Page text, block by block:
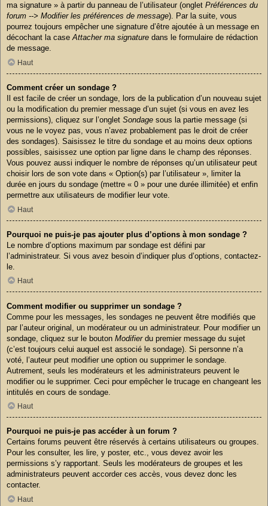
ma signature » à partir du panneau de l’utilisateur (onglet Préférences du
forum --> Modifier les préférences de message). Par la suite, vous
pourrez toujours empêcher une signature d’être ajoutée à un message en
décochant la caseAttacher ma signature dans le formulaire de rédaction
de message.
Haut
Comment créer un sondage ?
Il est facile de créer un sondage, lors de la publication d’un nouveau sujet
ou la modification du premier message d’un sujet (si vous en avez les
permissions), cliquez sur l’onglet Sondage sous la partie message (si
vous ne le voyez pas, vous n’avez probablement pas le droit de créer
des sondages). Saisissez le titre du sondage et au moins deux options
possibles, saisissez une option par ligne dans le champ des réponses.
Vous pouvez aussi indiquer le nombre de réponses qu’un utilisateur peut
choisir lors de son vote dans « Option(s) par l’utilisateur », limiter la
durée en jours du sondage (mettre « 0 » pour une durée illimitée) et enfin
permettre aux utilisateurs de modifier leur vote.
Haut
Pourquoi ne puis-je pas ajouter plus d’options à mon sondage ?
Le nombre d’options maximum par sondage est défini par
l’administrateur. Si vous avez besoin d’indiquer plus d’options, contactez-
le.
Haut
Comment modifier ou supprimer un sondage ?
Comme pour les messages, les sondages ne peuvent être modifiés que
par l’auteur original, un modérateur ou un administrateur. Pour modifier un
sondage, cliquez sur le bouton Modifierdu premier message du sujet
(c’est toujours celui auquel est associé le sondage). Si personne n’a
voté, l’auteur peut modifier une option ou supprimer le sondage.
Autrement, seuls les modérateurs et les administrateurs peuvent le
modifier ou le supprimer. Ceci pour empêcher le trucage en changeant les
intitulés en cours de sondage.
Haut
Pourquoi ne puis-je pas accéder à un forum ?
Certains forums peuvent être réservés à certains utilisateurs ou groupes.
Pour les consulter, les lire, y poster, etc., vous devez avoir les
permissions s’y rapportant. Seuls les modérateurs de groupes et les
administrateurs peuvent accorder ces accès, vous devez donc les
contacter.
Haut